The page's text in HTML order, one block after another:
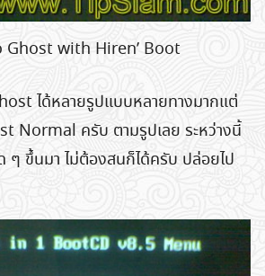
Ghost with Hiren’ Boot
ได้หลายรูปแบบหลายทางมากแต่
Normal ครับ ตามรูปเลย ระหว่างนี้
ๆ ขึ้นมา ไม่ต้องสนก็ได้ครับ ปล่อยไป